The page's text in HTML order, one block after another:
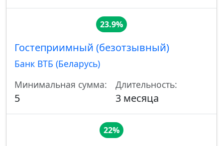
23.9%
Гостеприимный (безотзывный)
Банк ВТБ (Беларусь)
Минимальная сумма:
5
Длительность:
3 месяца
22%